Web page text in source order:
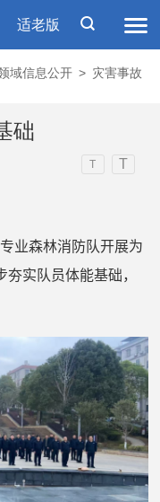
适老版
域信息公开 > 灾害事故
础
T T
业森林消防队开展为
实队员体能基础，